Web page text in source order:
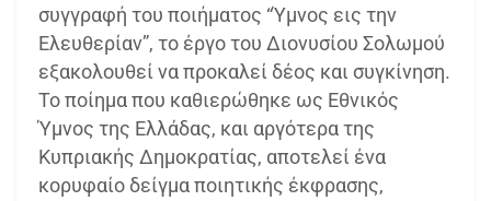
συγγραφή του ποιήματος “Ύμνος εις την
Ελευθερίαν”, το έργο του Διονυσίου Σολωμού
εξακολουθεί να προκαλεί δέος και συγκίνηση.
Το ποίημα που καθιερώθηκε ως Εθνικός
Ύμνος της Ελλάδας, και αργότερα της
Κυπριακής Δημοκρατίας, αποτελεί ένα
κορυφαίο δείγμα ποιητικής έκφρασης,